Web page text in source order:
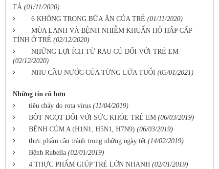
TẢ (01/11/2020)
6 KHÔNG TRONG BỮA ĂN CỦA TRẺ (01/11/2020)
MÙA LẠNH VÀ BỆNH NHIỄM KHUẨN HÔ HẤP CẤP
TÍNH Ở TRẺ (02/12/2020)
NHỮNG LỢI ÍCH TỪ RAU CỦ ĐỐI VỚI TRẺ EM
(02/12/2020)
NHU CẦU NƯỚC CỦA TỪNG LỨA TUỔI (05/01/2021)
Những tin cũ hơn
tiêu chảy do rota virus (11/04/2019)
BỘT NGỌT ĐỐI VỚI SỨC KHỎE TRẺ EM (06/03/2019)
BỆNH CÚM A (H1N1, H5N1, H7N9) (06/03/2019)
thực phẩm cần tránh trong những ngày tết (14/02/2019)
Bệnh Rubella (02/01/2019)
4 THỰC PHẨM GIÚP TRẺ LỚN NHANH (02/01/2019)